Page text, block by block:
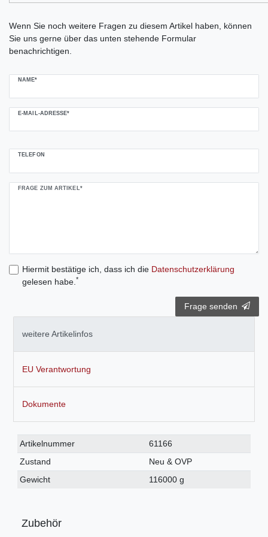
Wenn Sie noch weitere Fragen zu diesem Artikel haben, können
Sie uns gerne über das unten stehende Formular
benachrichtigen.
NAME*
E-MAIL-ADRESSE*
TELEFON
FRAGE ZUM ARTIKEL*
Hiermit bestätige ich, dass ich die Daten­schutz­erklärung
gelesen habe. *
Frage senden
weitere Artikelinfos
EU Verantwortung
Dokumente
Technisches
Merkmal
Wert
Artikelnummer
61166
Zustand
Neu & OVP
Gewicht
116000 g
Zubehör